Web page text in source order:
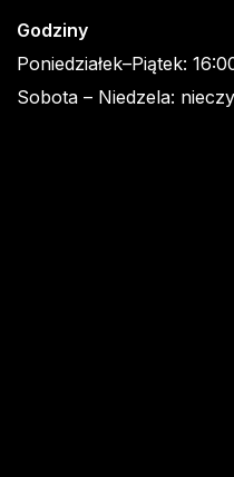
Godziny
Poniedziałek–Piątek:
Sobota – Niedzela: